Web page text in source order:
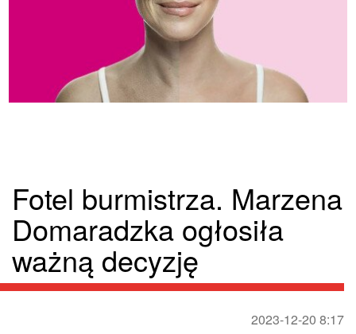
Fotel burmistrza. Marzena
Domaradzka ogłosiła
ważną decyzję
2023-12-20 8:17